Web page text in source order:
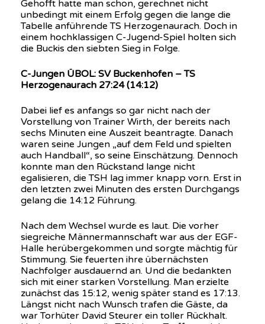
Gehofft hatte man schon, gerechnet nicht
unbedingt mit einem Erfolg gegen die lange die
Tabelle anführende TS Herzogenaurach. Doch in
einem hochklassigen C-Jugend-Spiel holten sich
die Buckis den siebten Sieg in Folge.
C-Jungen ÜBOL: SV Buckenhofen – TS
Herzogenaurach 27:24 (14:12)
Dabei lief es anfangs so gar nicht nach der
Vorstellung von Trainer Wirth, der bereits nach
sechs Minuten eine Auszeit beantragte. Danach
waren seine Jungen „auf dem Feld und spielten
auch Handball“, so seine Einschätzung. Dennoch
konnte man den Rückstand lange nicht
egalisieren, die TSH lag immer knapp vorn. Erst in
den letzten zwei Minuten des ersten Durchgangs
gelang die 14:12 Führung.
Nach dem Wechsel wurde es laut. Die vorher
siegreiche Männermannschaft war aus der EGF-
Halle herübergekommen und sorgte mächtig für
Stimmung. Sie feuerten ihre übernächsten
Nachfolger ausdauernd an. Und die bedankten
sich mit einer starken Vorstellung. Man erzielte
zunächst das 15:12, wenig später stand es 17:13.
Längst nicht nach Wunsch trafen die Gäste, da
war Torhüter David Steurer ein toller Rückhalt.